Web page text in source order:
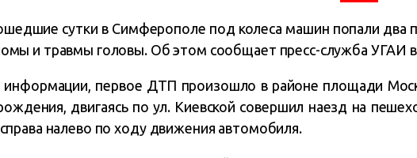
сутки в Симферополе под колеса машин попали два
и травмы головы. Об этом сообщает пресс-служба УГАИ
информации, первое ДТП произошло в районе площади
двигаясь по ул. Киевской совершил наезд на
справа налево по ходу движения автомобиля.